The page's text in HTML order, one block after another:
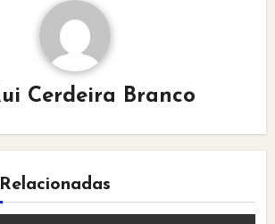
Cerdeira Branco